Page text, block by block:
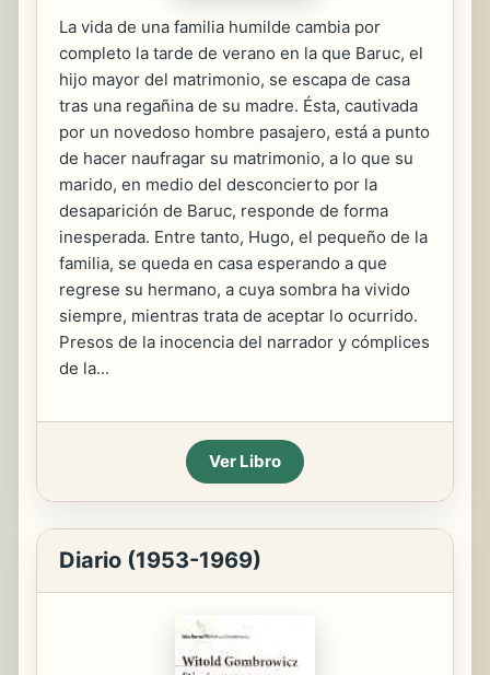
La vida de una familia humilde cambia por
completo la tarde de verano en la que Baruc, el
hijo mayor del matrimonio, se escapa de casa
tras una regañina de su madre. Ésta, cautivada
por un novedoso hombre pasajero, está a punto
de hacer naufragar su matrimonio, a lo que su
marido, en medio del desconcierto por la
desaparición de Baruc, responde de forma
inesperada. Entre tanto, Hugo, el pequeño de la
familia, se queda en casa esperando a que
regrese su hermano, a cuya sombra ha vivido
siempre, mientras trata de aceptar lo ocurrido.
Presos de la inocencia del narrador y cómplices
de la...
Ver Libro
Diario (1953-1969)